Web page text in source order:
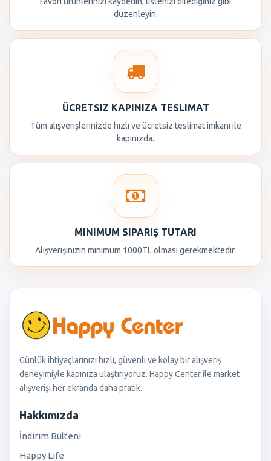
düzenleyin.
ÜCRETSIZ KAPINIZA TESLIMAT
Tüm alışverişlerinizde hızlı ve ücretsiz teslimat imkanı ile
kapınızda.
MINIMUM SIPARIŞ TUTARI
Alışverişinizin minimum 1000TL olması gerekmektedir.
Günlük ihtiyaçlarınızı hızlı, güvenli ve kolay bir alışveriş
deneyimiyle kapınıza ulaştırıyoruz. Happy Center ile market
alışverişi her ekranda daha pratik.
Hakkımızda
İndirim Bülteni
Happy Life